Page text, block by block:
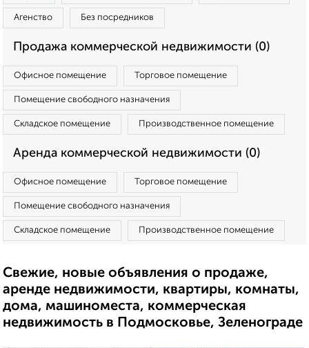
Агенство Без посредников
Продажа коммерческой недвижимости (0)
Офисное помещение Торговое помещение
Помещение свободного назначения
Складское помещение Производственное помещение
Аренда коммерческой недвижимости (0)
Офисное помещение Торговое помещение
Помещение свободного назначения
Складское помещение Производственное помещение
Свежие, новые объявления о продаже,
аренде недвижимости, квартиры, комнаты,
дома, машиноместа, коммерческая
недвижимость в Подмосковье, Зеленограде